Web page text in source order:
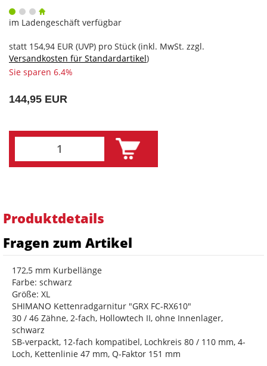
im Ladengeschäft verfügbar
statt 154,94 EUR (UVP) pro Stück (inkl. MwSt. zzgl.
Versandkosten für Standardartikel)
Sie sparen 6.4%
144,95 EUR
Produktdetails
Fragen zum Artikel
172,5 mm Kurbellänge
Farbe: schwarz
Größe: XL
SHIMANO Kettenradgarnitur "GRX FC-RX610"
30 / 46 Zähne, 2-fach, Hollowtech II, ohne Innenlager,
schwarz
SB-verpackt, 12-fach kompatibel, Lochkreis 80 / 110 mm, 4-
Loch, Kettenlinie 47 mm, Q-Faktor 151 mm